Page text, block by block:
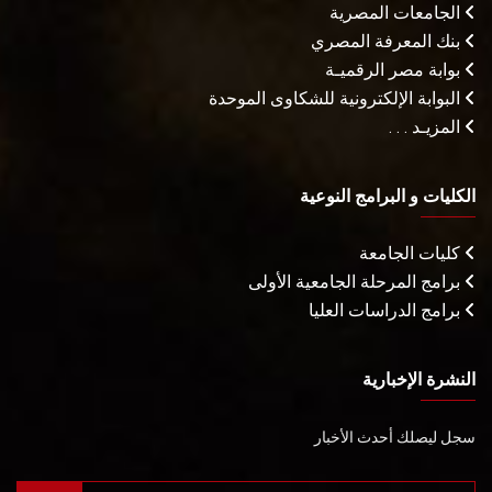
الجامعات المصرية
بنك المعرفة المصري
بوابة مصر الرقميـة
البوابة الإلكترونية للشكاوى الموحدة
المزيـد . . .
الكليات و البرامج النوعية
كليات الجامعة
برامج المرحلة الجامعية الأولى
برامج الدراسات العليا
النشرة الإخبارية
سجل ليصلك أحدث الأخبار